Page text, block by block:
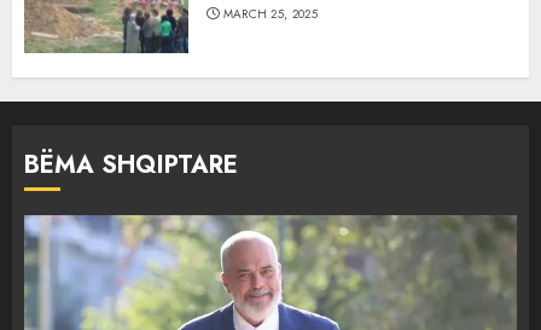
MARCH 25, 2025
BËMA SHQIPTARE